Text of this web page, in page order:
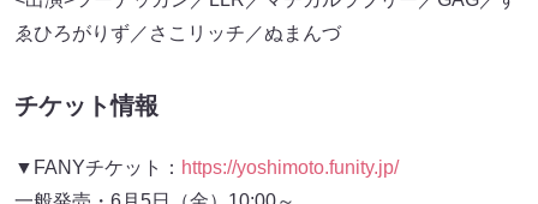
ゑひろがりず／さこリッチ／ぬまんづ
チケット情報
▼FANYチケット： https://yoshimoto.funity.jp/